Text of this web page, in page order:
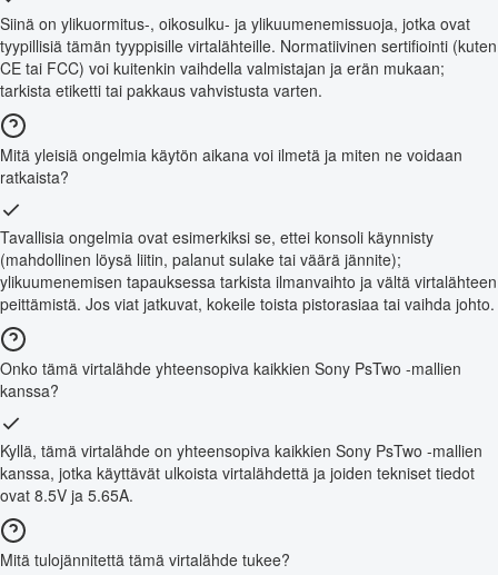
Siinä on ylikuormitus-, oikosulku- ja ylikuumenemissuoja, jotka ovat
tyypillisiä tämän tyyppisille virtalähteille. Normatiivinen sertifiointi (kuten
CE tai FCC) voi kuitenkin vaihdella valmistajan ja erän mukaan;
tarkista etiketti tai pakkaus vahvistusta varten.
Mitä yleisiä ongelmia käytön aikana voi ilmetä ja miten ne voidaan
ratkaista?
Tavallisia ongelmia ovat esimerkiksi se, ettei konsoli käynnisty
(mahdollinen löysä liitin, palanut sulake tai väärä jännite);
ylikuumenemisen tapauksessa tarkista ilmanvaihto ja vältä virtalähteen
peittämistä. Jos viat jatkuvat, kokeile toista pistorasiaa tai vaihda johto.
Onko tämä virtalähde yhteensopiva kaikkien Sony PsTwo -mallien
kanssa?
Kyllä, tämä virtalähde on yhteensopiva kaikkien Sony PsTwo -mallien
kanssa, jotka käyttävät ulkoista virtalähdettä ja joiden tekniset tiedot
ovat 8.5V ja 5.65A.
Mitä tulojännitettä tämä virtalähde tukee?